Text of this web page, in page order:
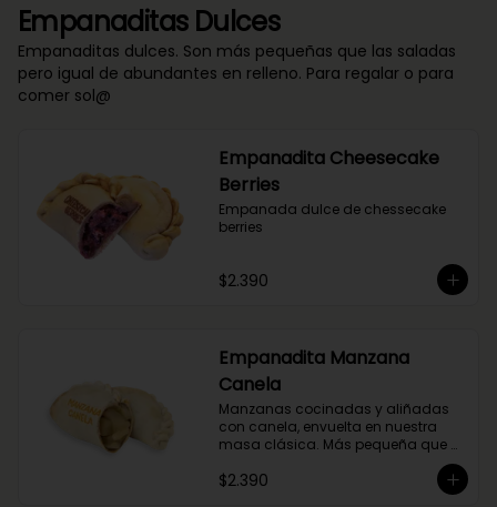
Empanaditas Dulces
Empanaditas dulces. Son más pequeñas que las saladas
pero igual de abundantes en relleno. Para regalar o para
comer sol@
Empanadita Cheesecake
Berries
Empanada dulce de chessecake
berries
$2.390
Empanadita Manzana
Canela
Manzanas cocinadas y aliñadas
con canela, envuelta en nuestra
masa clásica. Más pequeña que
$2.390